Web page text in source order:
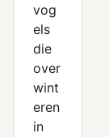
vog
els
die
over
wint
eren
in